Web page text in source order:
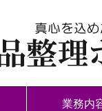
業務内